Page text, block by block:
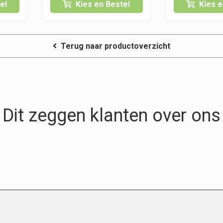
Kies en Bestel Kies
Terug naar productoverzicht
Dit zeggen klanten over ons